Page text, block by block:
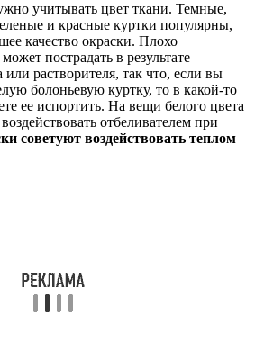
учитывать цвет ткани. Темные,
и красные куртки популярны,
качество окраски. Плохо
пострадать в результате
или растворителя, так что, если вы
болоньевую куртку, то в какой-то
ее испортить. На вещи белого цвета
отбеливателем при
советуют воздействовать теплом